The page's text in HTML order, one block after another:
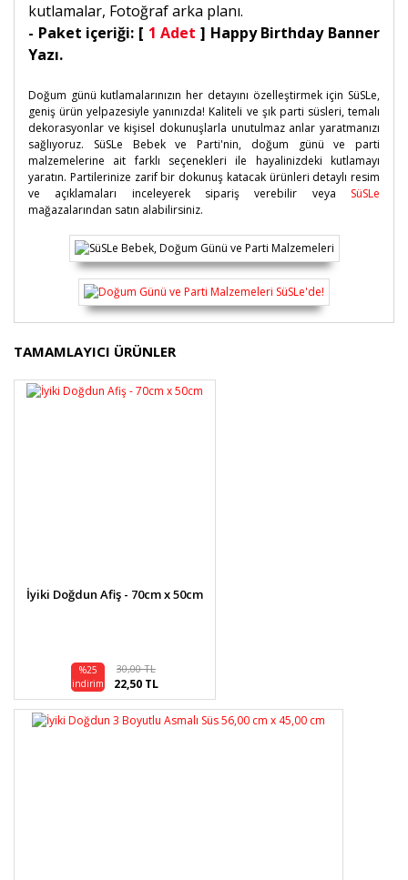
kutlamalar, Fotoğraf arka planı.
- Paket içeriği: [ 1 Adet ] Happy Birthday Banner
Yazı.
Doğum günü kutlamalarınızın her detayını özelleştirmek için SüSLe,
geniş ürün yelpazesiyle yanınızda! Kaliteli ve şık parti süsleri, temalı
dekorasyonlar ve kişisel dokunuşlarla unutulmaz anlar yaratmanızı
sağlıyoruz. SüSLe Bebek ve Parti'nin, doğum günü ve parti
malzemelerine ait farklı seçenekleri ile hayalinizdeki kutlamayı
yaratın. Partilerinize zarif bir dokunuş katacak ürünleri detaylı resim
ve açıklamaları inceleyerek sipariş verebilir veya SüSLe
mağazalarından satın alabilirsiniz.
Bu ürünün fiyat bilgisi, resim, ürün açıklamalarında ve
diğer konularda yetersiz gördüğünüz noktaları öneri
formunu kullanarak tarafımıza iletebilirsiniz.
Görüş ve önerileriniz için teşekkür ederiz.
TAMAMLAYICI ÜRÜNLER
İyiki Doğdun Afiş - 70cm x 50cm
%25
indirim
30,00 TL
22,50 TL